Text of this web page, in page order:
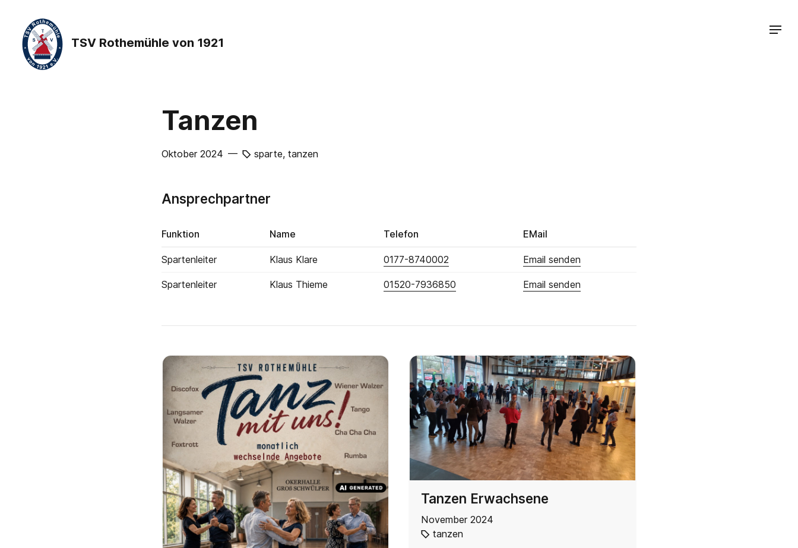
TSV Rothemühle von 1921
Tanzen
Oktober 2024 — sparte, tanzen
Ansprechpartner
Funktion Name Telefon EMail
Spartenleiter Klaus Klare 0177-8740002 Email senden
Spartenleiter Klaus Thieme 01520-7936850 Email senden
Tanzen Erwachsene
November 2024
tanzen